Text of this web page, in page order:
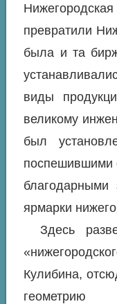
превратили
была и та
виды
великому
был
поспешившими
благодарными
ярмарки
Здесь
Кулибина,
геометрию